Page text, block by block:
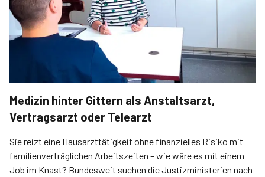
Medizin hinter Gittern als Anstaltsarzt,
Vertragsarzt oder Telearzt
Sie reizt eine Hausarzttätigkeit ohne finanzielles Risiko mit
familienverträglichen Arbeitszeiten – wie wäre es mit einem
Job im Knast? Bundesweit suchen die Justizministerien nach